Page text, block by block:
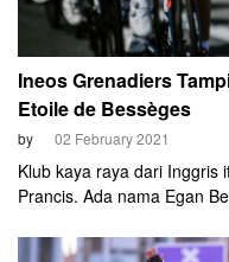
Ineos Grenadiers
Etoile de Bessèges
by 02 February 2021
Klub kaya raya dari Inggris
Prancis. Ada nama Egan
Thomas merupakan